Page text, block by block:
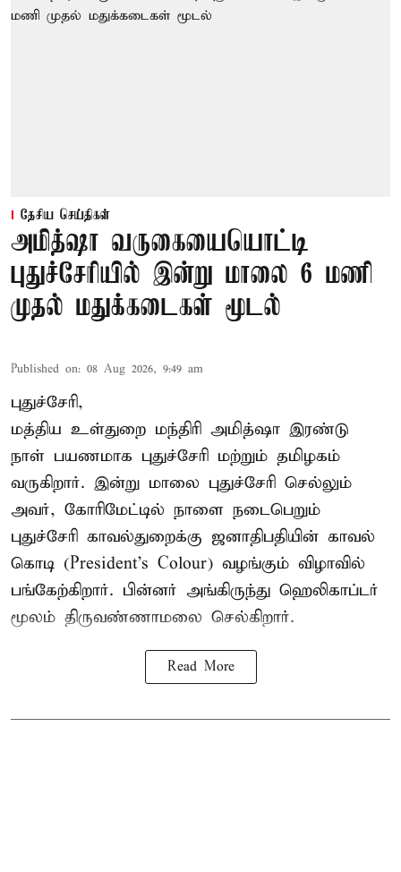
தேசிய செய்திகள்
அமித்ஷா வருகையையொட்டி
புதுச்சேரியில் இன்று மாலை 6 மணி
முதல் மதுக்கடைகள் மூடல்
Published on: 08 Aug 2026, 9:49 am
புதுச்சேரி,
மத்திய உள்துறை மந்திரி அமித்ஷா இரண்டு
நாள் பயணமாக புதுச்சேரி மற்றும் தமிழகம்
வருகிறார். இன்று மாலை புதுச்சேரி செல்லும்
அவர், கோரிமேட்டில் நாளை நடைபெறும்
புதுச்சேரி காவல்துறைக்கு ஜனாதிபதியின் காவல்
கொடி (President's Colour) வழங்கும் விழாவில்
பங்கேற்கிறார். பின்னர் அங்கிருந்து ஹெலிகாப்டர்
மூலம் திருவண்ணாமலை செல்கிறார்.
Read More